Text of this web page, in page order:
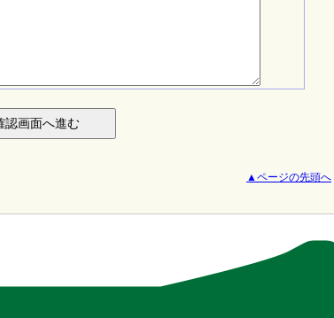
▲ページの先頭へ